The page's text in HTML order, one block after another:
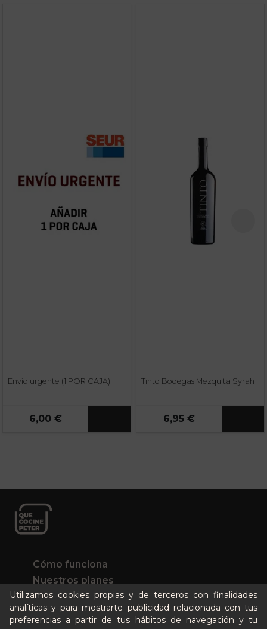
Envío urgente (1 POR CAJA)
6,00 €
Tinto Bodegas Mezquita Syrah
6,95 €
Utilizamos cookies propias y de terceros con finalidades
analíticas y para mostrarte publicidad relacionada con tus
preferencias a partir de tus hábitos de navegación y tu
Cómo funciona
Nuestros planes
Casos de éxito
Soy un particular